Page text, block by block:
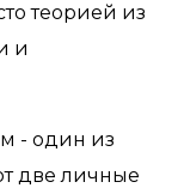
теорией из
и
- один из
две личные